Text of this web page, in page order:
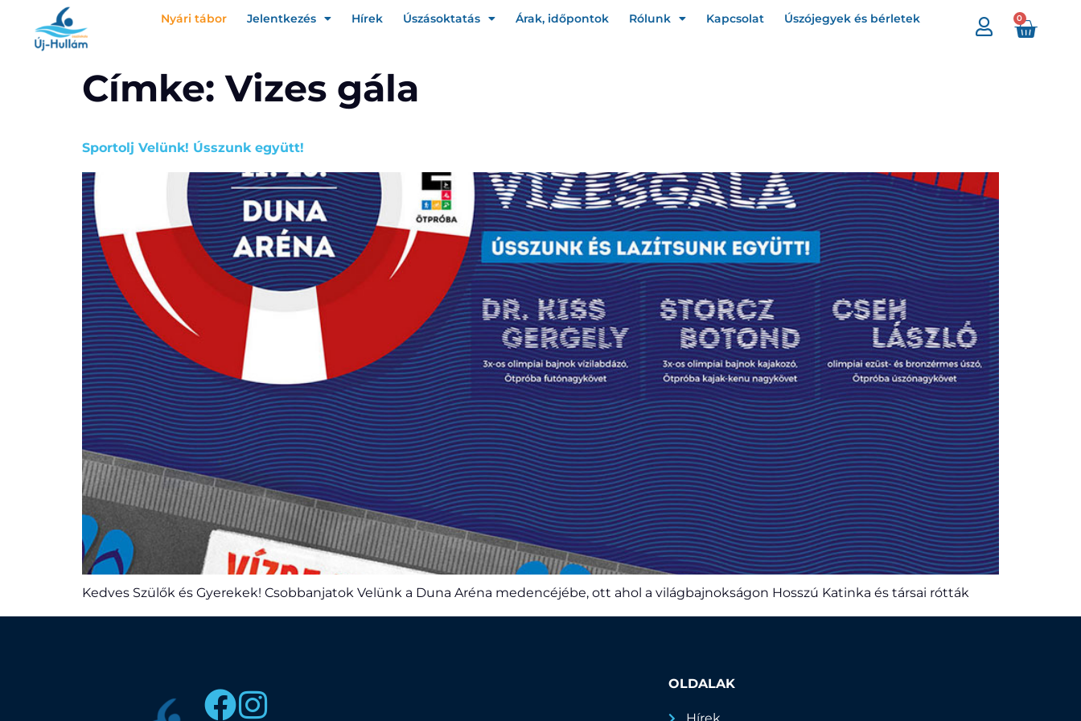
Nyári tábor Jelentkezés Hírek Úszásoktatás Árak, időpontok Rólunk Kapcsolat Úszójegyek és bérletek 0
Címke:Vizes gála
Sportolj Velünk! Ússzunk együtt!
Kedves Szülők és Gyerekek! Csobbanjatok Velünk a Duna Aréna medencéjébe, ott ahol a világbajnokságon Hosszú Katinka és társai rótták
OLDALAK